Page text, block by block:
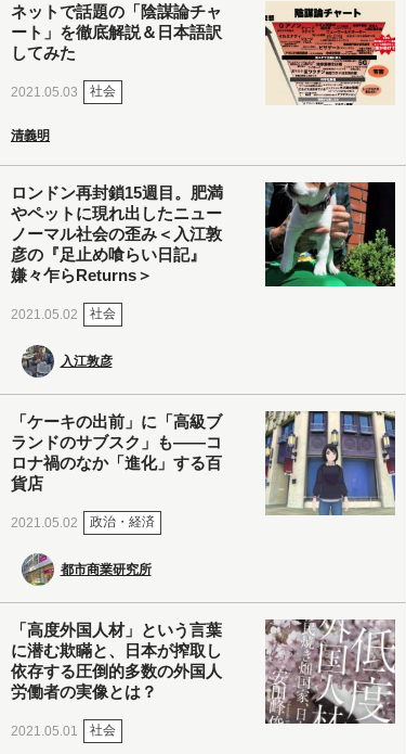
ネットで話題の「陰謀論チャ
ート」を徹底解説＆日本語訳
してみた
2021.05.03 社会
清義明
ロンドン再封鎖15週目。肥満
やペットに現れ出したニュー
ノーマル社会の歪み＜入江敦
彦の『足止め喰らい日記』
嫌々乍らReturns＞
2021.05.02 社会
入江敦彦
「ケーキの出前」に「高級ブ
ランドのサブスク」も――コ
ロナ禍のなか「進化」する百
貨店
2021.05.02 政治・経済
都市商業研究所
「高度外国人材」という言葉
に潜む欺瞞と、日本が搾取し
依存する圧倒的多数の外国人
労働者の実像とは？
2021.05.01 社会